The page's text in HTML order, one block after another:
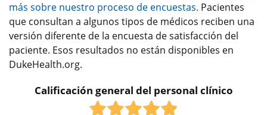
más sobre nuestro proceso de encuestas. Pacientes
que consultan a algunos tipos de médicos reciben una
versión diferente de la encuesta de satisfacción del
paciente. Esos resultados no están disponibles en
DukeHealth.org.
Calificación general del personal clínico